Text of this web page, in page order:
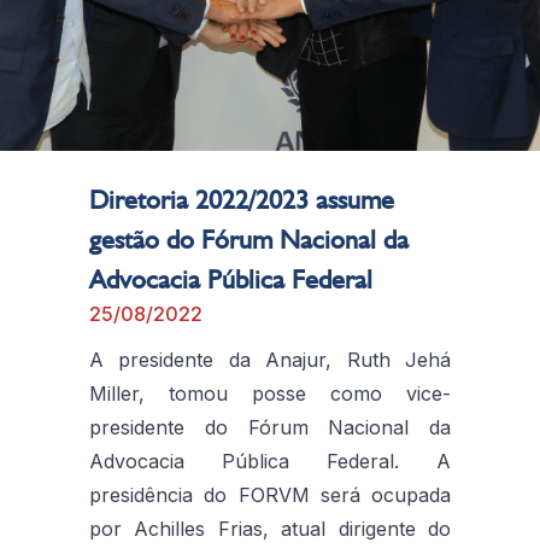
Diretoria 2022/2023 assume
gestão do Fórum Nacional da
Advocacia Pública Federal
25/08/2022
A presidente da Anajur, Ruth Jehá
Miller, tomou posse como vice-
presidente do Fórum Nacional da
Advocacia Pública Federal. A
presidência do FORVM será ocupada
por Achilles Frias, atual dirigente do